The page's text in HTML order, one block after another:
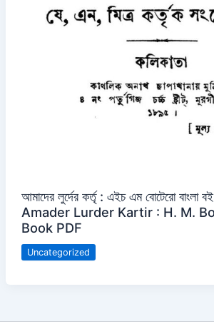
আমাদের লুর্দের কর্তৃ : এইচ এম বোটেরো বাংলা
Amader Lurder Kartir : H. M.
Book PDF
Uncategorized